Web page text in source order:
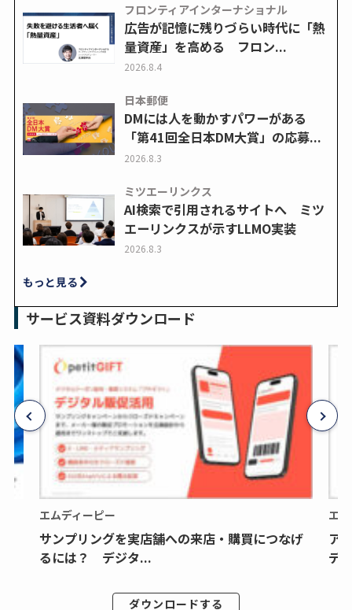
フロンティアインターナショナル
広告が記憶に残りづらい時代に「熱
量資産」を高める フロン...
2026.8.4
日本郵便
DMには人を動かすパワーがある
「第41回全日本DM大賞」の応募...
2026.8.3
ミツエーリンクス
AI検索で引用されるサイトへ ミツ
エーリンクスが示すLLMO実装
2026.8.3
もっと見る
サービス資料ダウンロード
エムディーピー
サンプリングを実店舗への来店・購買につなげ
るには？ デジタ...
ダウンロードする
エ
ア
デ